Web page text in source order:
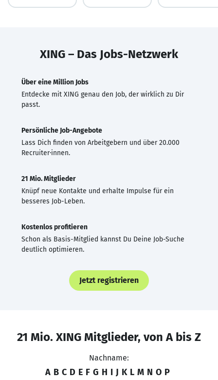
XING – Das Jobs-Netzwerk
Über eine Million Jobs
Entdecke mit XING genau den Job, der wirklich zu Dir
passt.
Persönliche Job-Angebote
Lass Dich finden von Arbeitgebern und über 20.000
Recruiter·innen.
21 Mio. Mitglieder
Knüpf neue Kontakte und erhalte Impulse für ein
besseres Job-Leben.
Kostenlos profitieren
Schon als Basis-Mitglied kannst Du Deine Job-Suche
deutlich optimieren.
Jetzt registrieren
21 Mio. XING Mitglieder, von A bis Z
Nachname:
A B C D E F G H I J K L M N O P